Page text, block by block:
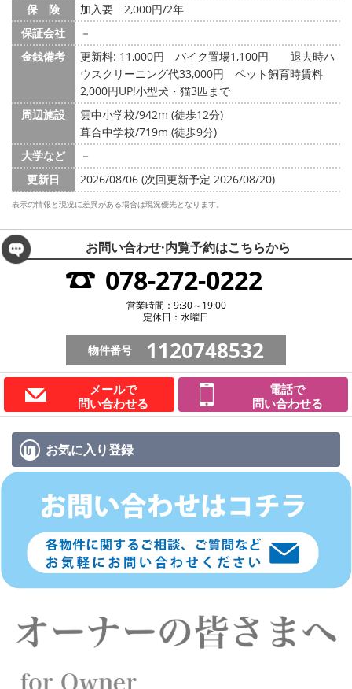
保 険
加入要 2,000円/2年
保証会社
－
金銭備考
更新料: 11,000円
バイク置場1,100円 退去時ハ
ウスクリーニング代33,000円 ペット飼育時賃料
2,000円UP!小型犬・猫3匹まで
周辺施設
雲中小学校/942m (徒歩12分)
葺合中学校/719m (徒歩9分)
大学など
－
更新日
2026/08/06 (次回更新予定 2026/08/20)
表示の情報と現況に差異がある場合は現況優先となります。
お問い合わせ·内覧予約はこちらから
078-272-0222
営業時間：9:30～19:00
定休日：水曜日
物件番号 1120748532
メールで
問い合わせる
電話で
問い合わせる
お気に入り登録